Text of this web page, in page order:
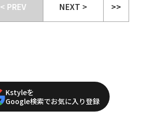
< PREV NEXT > >>
Kstyleを
Google検索でお気に入り登録